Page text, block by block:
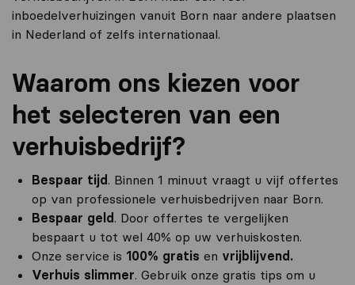
inboedelverhuizingen vanuit Born naar andere plaatsen
in Nederland of zelfs internationaal.
Waarom ons kiezen voor
het selecteren van een
verhuisbedrijf?
Bespaar tijd . Binnen 1 minuut vraagt u vijf offertes
op van professionele verhuisbedrijven naar Born.
Bespaar geld . Door offertes te vergelijken
bespaart u tot wel 40% op uw verhuiskosten.
Onze service is 100% gratis en vrijblijvend.
Verhuis slimmer. Gebruik onze gratis tips om u